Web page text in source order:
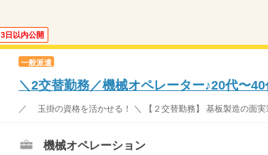
3日以内公開
一般派遣
＼2交替勤務／機械オペレーター♪20代〜
／ 玉掛の資格を活かせる！ ＼ 【２交替勤務】 基板製造の面
機械オペレーション